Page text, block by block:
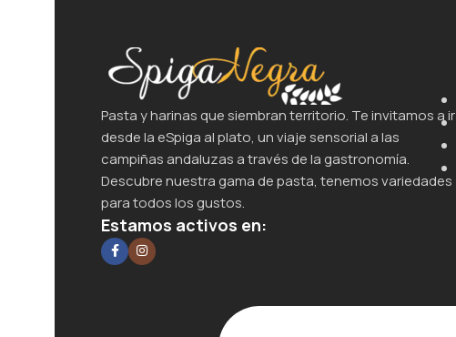
Pasta y harinas que siembran territorio. Te invitamos a ir
desde la eSpiga al plato, un viaje sensorial a las
campiñas andaluzas a través de la gastronomía.
Descubre nuestra gama de pasta, tenemos variedades
para todos los gustos.
Estamos activos en: